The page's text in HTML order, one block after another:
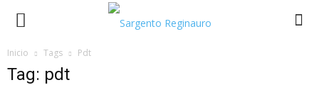
Inicio Tags Pdt
Tag: pdt